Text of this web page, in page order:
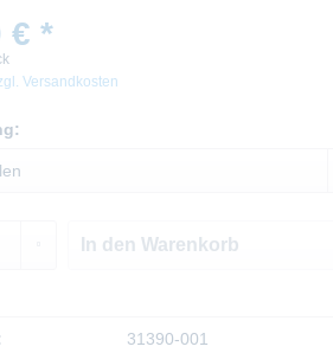
€ *
Versandkosten
In den Warenkorb
31390-001